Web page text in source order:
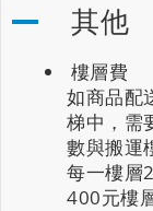
其他
樓層費
如商品配
梯中，需
數與搬運
每一樓層
400元樓